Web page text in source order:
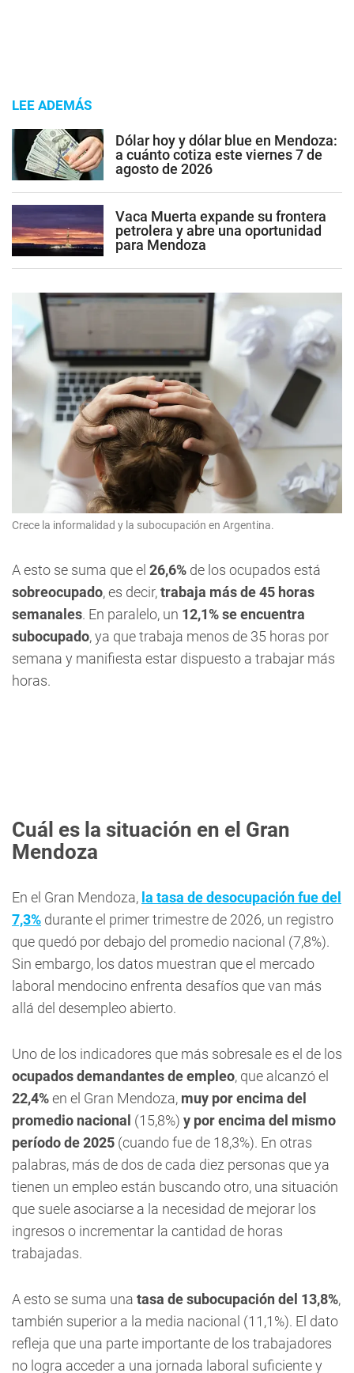
LEE ADEMÁS
Dólar hoy y dólar blue en Mendoza:
a cuánto cotiza este viernes 7 de
agosto de 2026
Vaca Muerta expande su frontera
petrolera y abre una oportunidad
para Mendoza
Crece la informalidad y la subocupación en Argentina.
A esto se suma que el 26,6% de los ocupados está
sobreocupado, es decir,trabaja más de 45 horas
semanales. En paralelo, un 12,1% se encuentra
subocupado, ya que trabaja menos de 35 horas por
semana y manifiesta estar dispuesto a trabajar más
horas.
Cuál es la situación en el Gran
Mendoza
En el Gran Mendoza, la tasa de desocupación fue del
7,3% durante el primer trimestre de 2026, un registro
que quedó por debajo del promedio nacional (7,8%).
Sin embargo, los datos muestran que el mercado
laboral mendocino enfrenta desafíos que van más
allá del desempleo abierto.
Uno de los indicadores que más sobresale es el de los
ocupados demandantes de empleo, que alcanzó el
22,4%en el Gran Mendoza, muy por encima del
promedio nacional (15,8%) y por encima del mismo
período de 2025 (cuando fue de 18,3%). En otras
palabras, más de dos de cada diez personas que ya
tienen un empleo están buscando otro, una situación
que suele asociarse a la necesidad de mejorar los
ingresos o incrementar la cantidad de horas
trabajadas.
A esto se suma una tasa de subocupación del 13,8%,
también superior a la media nacional (11,1%). El dato
refleja que una parte importante de los trabajadores
no logra acceder a una jornada laboral suficiente y